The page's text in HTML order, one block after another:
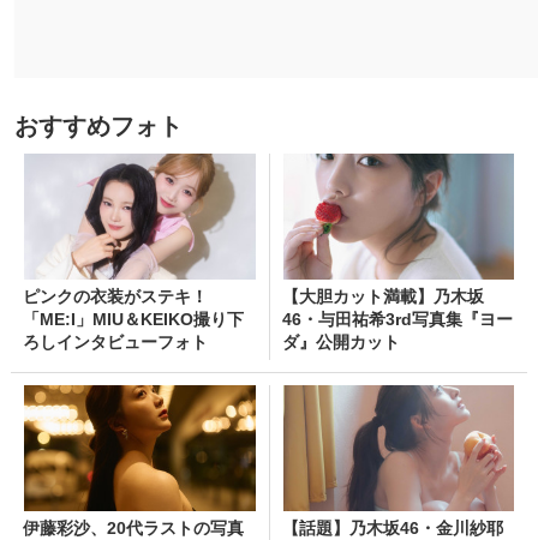
おすすめフォト
ピンクの衣装がステキ！
「ME:I」MIU＆KEIKO撮り下
ろしインタビューフォト
【大胆カット満載】乃木坂
46・与田祐希3rd写真集『ヨー
ダ』公開カット
伊藤彩沙、20代ラストの写真
【話題】乃木坂46・金川紗耶